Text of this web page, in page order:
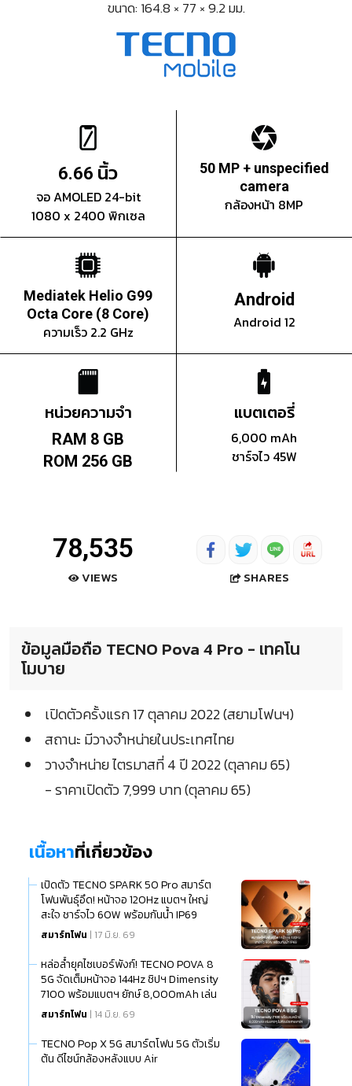
ขนาด: 164.8 × 77 × 9.2 มม.
6.66 นิ้ว
จอ AMOLED 24-bit
1080 x 2400 พิกเซล
50 MP + unspecified
camera
กล้องหน้า 8MP
Mediatek Helio G99
Octa Core (8 Core)
ความเร็ว 2.2 GHz
Android
Android 12
หน่วยความจำ
RAM 8 GB
ROM 256 GB
แบตเตอรี่
6,000 mAh
ชาร์จไว 45W
78,535
VIEWS SHARES
ข้อมูลมือถือ TECNO Pova 4 Pro - เทคโน
โมบาย
เปิดตัวครั้งแรก 17 ตุลาคม 2022 (สยามโฟนฯ)
สถานะ มีวางจำหน่ายในประเทศไทย
วางจำหน่าย ไตรมาสที่ 4 ปี 2022 (ตุลาคม 65)
- ราคาเปิดตัว 7,999 บาท (ตุลาคม 65)
เนื้อหาที่เกี่ยวข้อง
เปิดตัว TECNO SPARK 50 Pro สมาร์ต
โฟนพันธุ์อึด! หน้าจอ 120Hz แบตฯ ใหญ่
สะใจ ชาร์จไว 60W พร้อมกันน้ำ IP69
สมาร์ทโฟน | 17 มิ.ย. 69
หล่อล้ำยุคไซเบอร์พังก์! TECNO POVA 8
5G จัดเต็มหน้าจอ 144Hz ชิปฯ Dimensity
7100 พร้อมแบตฯ ยักษ์ 8,000mAh เล่น
ยาวๆ ไม่ต้องง้อสายชาร์จ
สมาร์ทโฟน | 14 มิ.ย. 69
TECNO Pop X 5G สมาร์ตโฟน 5G ตัวเริ่ม
ต้น ดีไซน์กล้องหลังแบบ Air